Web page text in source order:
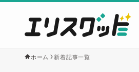
ホーム 新着記事一覧